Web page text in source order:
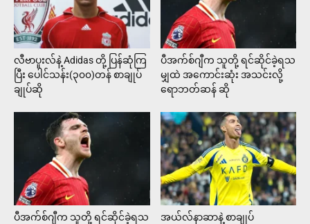
လီဗာပူးလ်နဲ့ Adidas တို့ ပြန်ဆုံကြ
ပြီး ပေါင်သန်း(၃၀၀)တန် စာချုပ်
ချုပ်ဆို
ပီအက်စ်ဂျီက သူတို့ ရင်ဆိုင်ခဲ့ရသ
မျှထဲ အကောင်းဆုံး အသင်းလို့
ရောဘတ်ဆန် ဆို
ပီအက်စ်ဂျီက သူတို့ ရင်ဆိုင်ခဲ့ရသ
အယ်လ်နာဆာနဲ့ စာချုပ်